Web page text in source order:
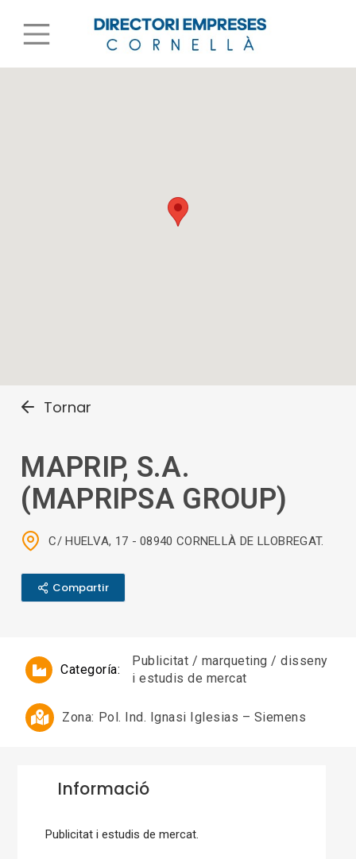
Tornar
MAPRIP, S.A.
(MAPRIPSA GROUP)
C/ HUELVA, 17 - 08940 CORNELLÀ DE LLOBREGAT.
Compartir
Categoría:
Publicitat / marqueting / disseny
i estudis de mercat
Zona: Pol. Ind. Ignasi Iglesias – Siemens
Informació
Publicitat i estudis de mercat.